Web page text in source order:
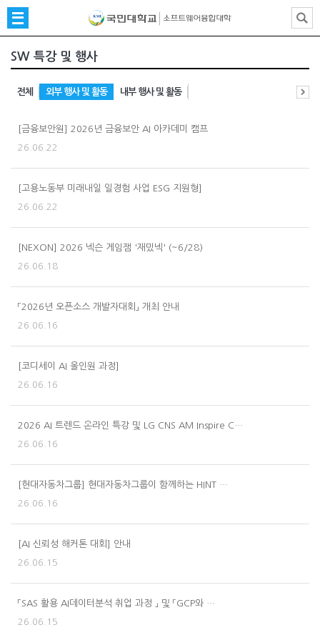
SW 특강 및 행사
전체 외부 행사 및 활동 내부 행사 및 활동
[금융보안원] 2026년 금융보안 AI 아카데미 캠프
26.06.22
[고용노동부 미래내일 일경험 사업 ESG 지원형]
26.06.22
[NEXON] 2026 넥슨 게임잼 '재밌넥' (~6/28)
26.06.18
「2026년 오픈소스 개발자대회」 개최 안내
26.06.16
[코디세이 AI 올인원 과정]
26.06.16
2026 AI 트렌드 온라인 특강 및 LG CNS AM Inspire C…
26.06.16
[현대자동차그룹] 현대자동차그룹이 함께하는 HINT …
26.06.16
[AI 신뢰성 해커톤 대회] 안내
26.06.15
「SAS 활용 AI데이터분석 취업 과정 」 및 「GCP와 …
26.06.15